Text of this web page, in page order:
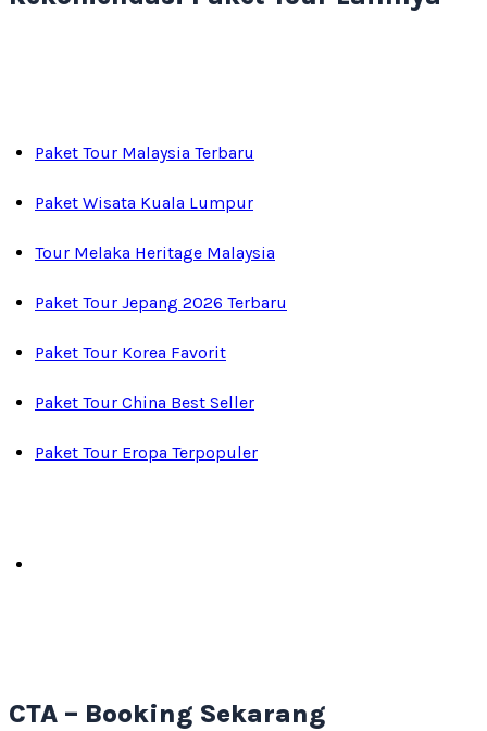
Paket Tour Malaysia Terbaru
Paket Wisata Kuala Lumpur
Tour Melaka Heritage Malaysia
Paket Tour Jepang 2026 Terbaru
Paket Tour Korea Favorit
Paket Tour China Best Seller
Paket Tour Eropa Terpopuler
CTA – Booking Sekarang